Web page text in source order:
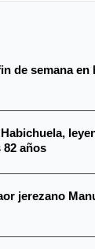
de semana en
años
jerezano